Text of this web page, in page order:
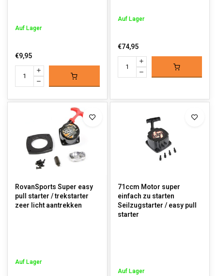
Auf Lager
€9,95
Auf Lager
€74,95
RovanSports Super easy
pull starter / trekstarter
zeer licht aantrekken
Auf Lager
71ccm Motor super
einfach zu starten
Seilzugstarter / easy pull
starter
Auf Lager